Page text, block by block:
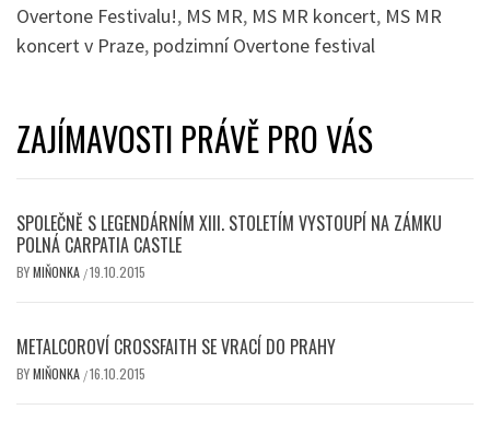
Overtone Festivalu!, MS MR, MS MR koncert, MS MR
koncert v Praze, podzimní Overtone festival
ZAJÍMAVOSTI PRÁVĚ PRO VÁS
SPOLEČNĚ S LEGENDÁRNÍM XIII. STOLETÍM VYSTOUPÍ NA ZÁMKU
POLNÁ CARPATIA CASTLE
BYMIŇONKA /19.10.2015
METALCOROVÍ CROSSFAITH SE VRACÍ DO PRAHY
BYMIŇONKA /16.10.2015